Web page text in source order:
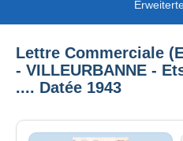
Lettre Commerciale
- VILLEURBANNE -
.... Datée 1943